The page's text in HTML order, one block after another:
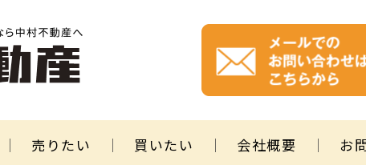
売りたい 買いたい 会社概要 お